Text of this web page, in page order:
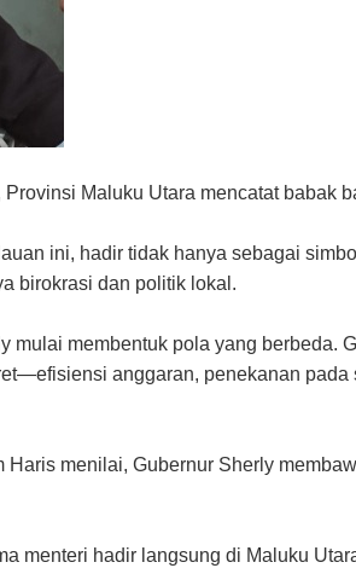
Maluku Utara mencatat babak
ini, hadir tidak hanya sebagai
birokrasi dan politik lokal.
membentuk pola yang berbeda.
anggaran, penekanan
menilai, Gubernur Sherly
menteri hadir langsung di Maluku